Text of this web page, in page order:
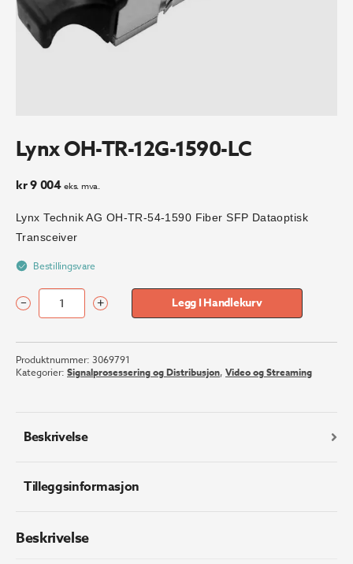
Lynx OH-TR-12G-1590-LC
kr9 004 eks. mva.
Lynx Technik AG OH-TR-54-1590 Fiber SFP Dataoptisk
Transceiver
Bestillingsvare
Lynx
TR-
12G-
1590-
– + Legg I Handlekurv
Produktnummer: 3069791
Kategorier: Signalprosessering og Distribusjon, Video og Streaming
Beskrivelse
Tilleggsinformasjon
Beskrivelse